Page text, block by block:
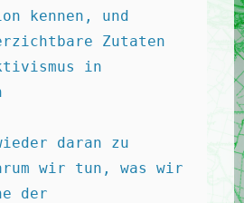
kennen, und
Zutaten
in
wir tun, was wir
der